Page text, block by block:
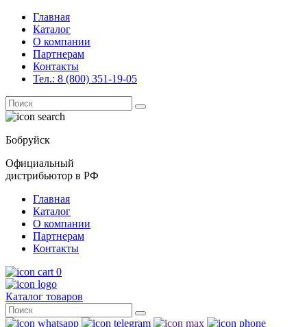
Главная
Каталог
О компании
Партнерам
Контакты
Тел.: 8 (800) 351-19-05
Поиск
for:
Бобруйск
Официальный
дистрибьютор в РФ
Главная
Каталог
О компании
Партнерам
Контакты
0
Каталог товаров
Поиск
for: